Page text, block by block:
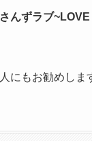
さんずラブ
にもお勧めしま